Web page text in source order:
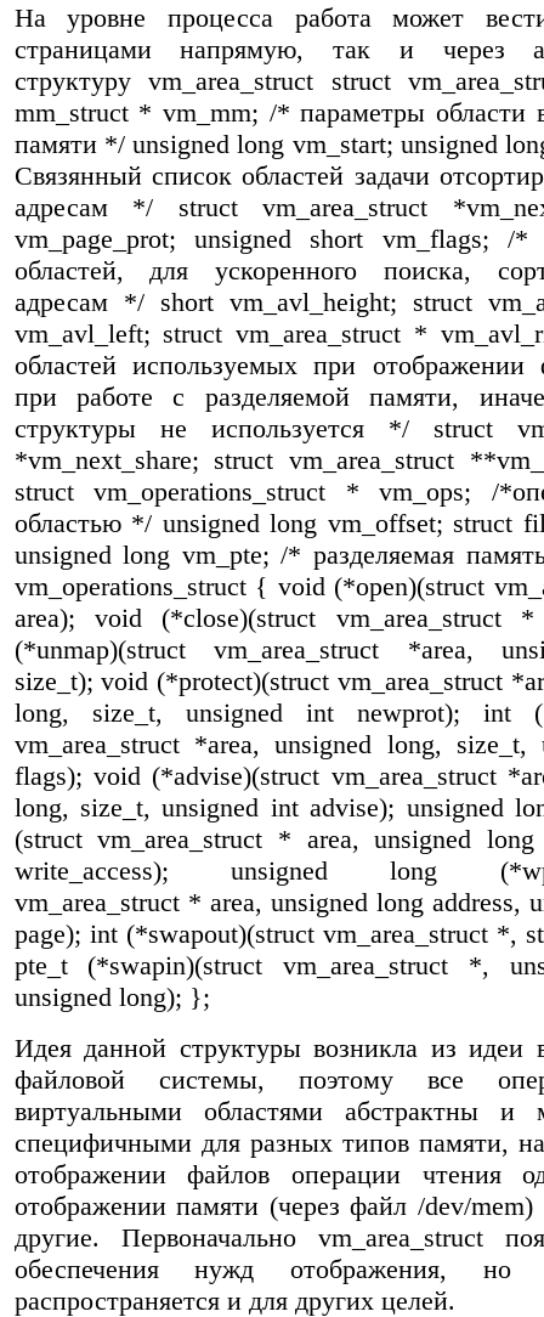
На уровне процесса работа может
страницами напрямую, так и через
структуру vm_area_struct struct
mm_struct * vm_mm; /* параметры области
памяти */ unsigned long vm_start; unsigned
Связянный список областей задачи
адресам */ struct vm_area_struct
vm_page_prot; unsigned short vm_flags; /*
областей, для ускоренного поиска,
адресам */ short vm_avl_height; struct
vm_avl_left; struct vm_area_struct *
областей используемых при отображении
при работе с разделяемой памяти,
структуры не используется */ struct
*vm_next_share; struct vm_area_struct
struct vm_operations_struct * vm_ops; /
областью */ unsigned long vm_offset; struct
unsigned long vm_pte; /* разделяемая
vm_operations_struct { void (*open)(struct
area); void (*close)(struct vm_area_struct
(*unmap)(struct vm_area_struct *area,
size_t); void (*protect)(struct vm_area_struct
long, size_t, unsigned int newprot); int
vm_area_struct *area, unsigned long, size_t,
flags); void (*advise)(struct vm_area_struct
long, size_t, unsigned int advise); unsigned
(struct vm_area_struct * area, unsigned
write_access); unsigned long
vm_area_struct * area, unsigned long address,
page); int (*swapout)(struct vm_area_struct *,
pte_t (*swapin)(struct vm_area_struct *,
unsigned long); };
Идея данной структуры возникла из идеи
файловой системы, поэтому все
виртуальными областями абстрактны и
специфичными для разных типов памяти,
отображении файлов операции чтения
отображении памяти (через файл /dev/mem)
другие. Первоначально vm_area_struct
обеспечения нужд отображения, но
распространяется и для других целей.